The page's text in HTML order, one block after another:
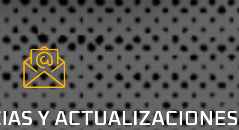
Y ACTUALIZACIONES